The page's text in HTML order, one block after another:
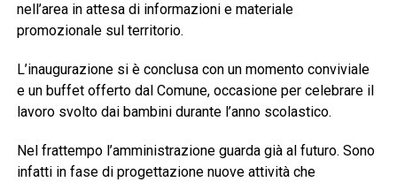
nell’area in attesa di informazioni e materiale
promozionale sul territorio.
L’inaugurazione si è conclusa con un momento conviviale
e un buffet offerto dal Comune, occasione per celebrare il
lavoro svolto dai bambini durante l’anno scolastico.
Nel frattempo l’amministrazione guarda già al futuro. Sono
infatti in fase di progettazione nuove attività che